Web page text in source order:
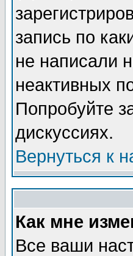
запись по
не написали
неактивных
Попробуйте
дискуссиях.
Вернуться к
Как мне
Все ваши